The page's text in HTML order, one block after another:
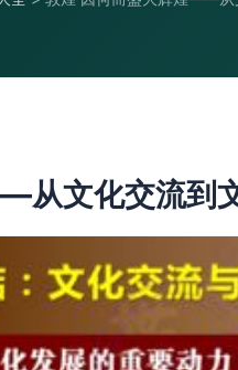
从文化交流到